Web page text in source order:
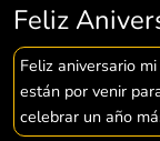
Feliz
Feliz aniversario
están por venir
celebrar un año